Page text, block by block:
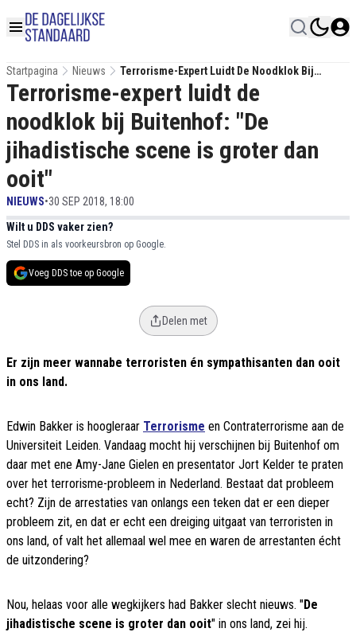
Startpagina Nieuws
Terrorisme-Expert Luidt De Noodklok Bij
Buitenhof: "De Jihadistische Scene Is Groter
Dan Ooit"
Terrorisme-expert luidt de
noodklok bij Buitenhof: "De
jihadistische scene is groter dan
ooit"
NIEUWS•30 SEP 2018, 18:00
Wilt u DDS vaker zien?
Stel DDS in als voorkeursbron op Google.
Voeg DDS toe op Google
Delen met
Er zijn meer wannabe terroristen én sympathisanten dan ooit
in ons land.
Edwin Bakker is hoogleraar Terrorisme en Contraterrorisme aan de
Universiteit Leiden. Vandaag mocht hij verschijnen bij Buitenhof om
daar met ene Amy-Jane Gielen en presentator Jort Kelder te praten
over het terrorisme-probleem in Nederland. Bestaat dat probleem
echt? Zijn de arrestaties van onlangs een teken dat er een dieper
probleem zit, en dat er echt een dreiging uitgaat van terroristen in
ons land, of valt het allemaal wel mee en waren de arrestanten écht
de uitzondering?
Nou, helaas voor alle wegkijkers had Bakker slecht nieuws. "De
jihadistische scene is groter dan ooit" in ons land, zei hij.